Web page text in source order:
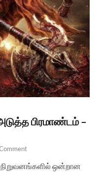
பிரமாண்டம் –
நிறுவனங்களில் ஒன்றான